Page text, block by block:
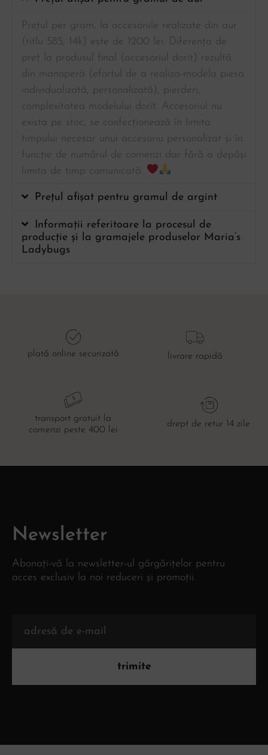
Prețul per gram, la accesoriile realizate din aur
(titlu 585, 14k) este de 1200 lei. Diferența de
preț la produsul final (accesoriul dorit) rezultă
din manoperă (efortul de a realiza-modela piesa
individualizată, personalizată), pierderi,
complexitatea modelului dorit. Accesoriul nu
exista pe stoc, se confecționează în limita
timpului necesar unui accesoriu personalizat și în
funcție de numărul de comenzi dar fără a depăși
limita de timp comunicată.
Prețul afișat pentru gramul de argint
Informații referitoare la procesul de
producție și la gramajele produselor Maria’s
Ladybugs
plată online securizată livrare rapidă
transport gratuit la
comenzi peste 400 lei
drept de retur 14 zile
Newsletter
Abonați-vă la newsletter-ul gărgărițelor pentru
acces exclusiv la noi reduceri și promoții.
trimite